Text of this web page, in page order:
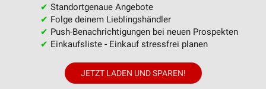
✔ Standortgenaue Angebote
✔ Folge deinem Lieblingshändler
✔ Push-Benachrichtigungen bei neuen Prospekten
✔ Einkaufsliste - Einkauf stressfrei planen
JETZT LADEN UND SPAREN!
Verwendung reduzierter Daten zur Auswahl von
Inhalten
Verwendung genauer Standortdaten